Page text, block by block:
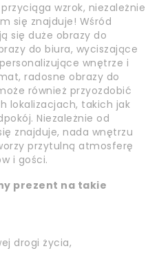
wzrok, niezależnie
się znajduje! Wśród
się duże obrazy do
do biura, wyciszające
wnętrze i
radosne obrazy do
również przyozdobić
lokalizacjach, takich jak
Niezależnie od
znajduje, nada wnętrzu
przytulną atmosferę
i gości.
prezent na takie
drogi życia,